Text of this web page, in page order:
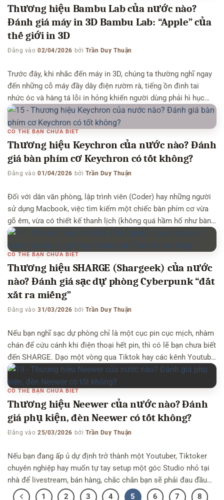
Thương hiệu Bambu Lab của nước nào?
Đánh giá máy in 3D Bambu Lab: “Apple” của
thế giới in 3D
Đăng vào02/04/2026 bởi Trần Duy Thuận
Trước đây, khi nhắc đến máy in 3D, chúng ta thường nghĩ ngay
đến những cỗ máy đầy dây điện rườm rà, tiếng ồn đinh tai
nhức óc và hàng tá lỗi in hỏng khiến người dùng phải hì hục
cân chỉnh (leveling) bằng tay hàng giờ đồng hồ. Thế nhưng,
mọi thứ đã thay […]
CÓ THỂ BẠN CHƯA BIẾT
Thương hiệu Keychron của nước nào? Đánh
giá bàn phím cơ Keychron có tốt không?
Đăng vào01/04/2026 bởi Trần Duy Thuận
Đối với dân văn phòng, lập trình viên (Coder) hay những người
sử dụng Macbook, việc tìm kiếm một chiếc bàn phím cơ vừa
gõ êm, vừa có thiết kế thanh lịch (không quá hầm hố như bàn
phím Gaming) lại tương thích hoàn hảo với hệ điều hành
macOS từng là một bài toán […]
CÓ THỂ BẠN CHƯA BIẾT
Thương hiệu SHARGE (Shargeek) của nước
nào? Đánh giá sạc dự phòng Cyberpunk “đắt
xắt ra miếng”
Đăng vào31/03/2026 bởi Trần Duy Thuận
Nếu bạn nghĩ sạc dự phòng chỉ là một cục pin cục mịch, nhàm
chán để cứu cánh khi điện thoại hết pin, thì có lẽ bạn chưa biết
đến SHARGE. Dạo một vòng qua Tiktok hay các kênh Youtube
về Setup công nghệ, bạn sẽ dễ dàng bắt gặp một cục sạc dự
phòng […]
CÓ THỂ BẠN CHƯA BIẾT
Thương hiệu Neewer của nước nào? Đánh
giá phụ kiện, đèn Neewer có tốt không?
Đăng vào25/03/2026 bởi Trần Duy Thuận
Nếu bạn đang ấp ủ dự định trở thành một Youtuber, Tiktoker
chuyên nghiệp hay muốn tự tay setup một góc Studio nhỏ tại
nhà để livestream, bán hàng, chắc chắn bạn sẽ phải đau đầu
với bài toán chi phí cho các thiết bị ánh sáng, chân máy. Và khi
1 2 3 4 5 6 7
8